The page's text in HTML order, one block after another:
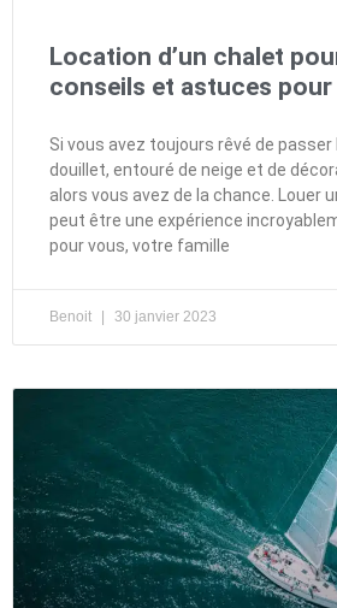
Location d’un chalet
conseils et astuces
Si vous avez toujours rêvé de
douillet, entouré de neige et de
alors vous avez de la chance. Louer
peut être une expérience
pour vous, votre famille
Benoit 30 janvier 2023